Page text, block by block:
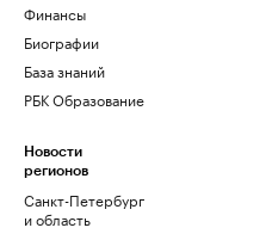
Финансы
Биографии
База знаний
РБК Образование
Новости
регионов
Санкт-Петербург
и область